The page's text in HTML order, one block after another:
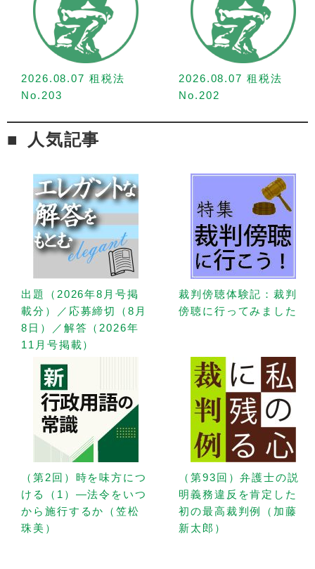
2026.08.07 租税法
No.203
2026.08.07 租税法
No.202
人気記事
出題（2026年8月号掲
載分）／応募締切（8月
8日）／解答（2026年
11月号掲載）
裁判傍聴体験記：裁判
傍聴に行ってみました
（第2回）時を味方につ
ける（1）—法令をいつ
から施行するか（笠松
珠美）
（第93回）弁護士の説
明義務違反を肯定した
初の最高裁判例（加藤
新太郎）